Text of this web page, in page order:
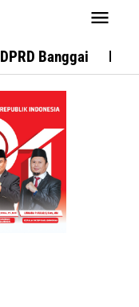
DPRD Banggai